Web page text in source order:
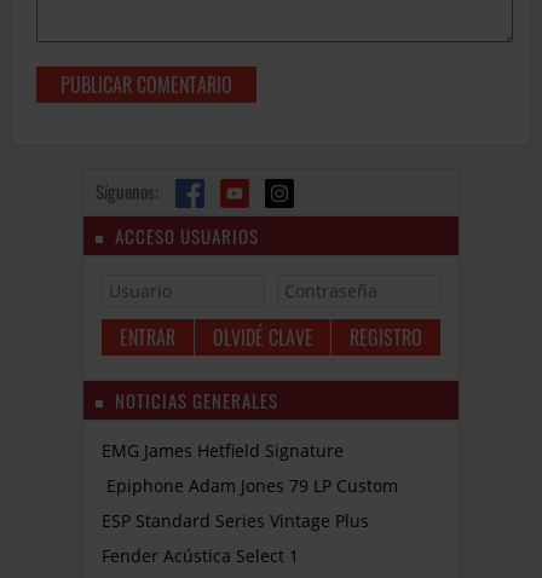
Síguenos:
ACCESO USUARIOS
OLVIDÉ CLAVE REGISTRO
NOTICIAS GENERALES
EMG James Hetfield Signature
Epiphone Adam Jones 79 LP Custom
ESP Standard Series Vintage Plus
Fender Acústica Select 1